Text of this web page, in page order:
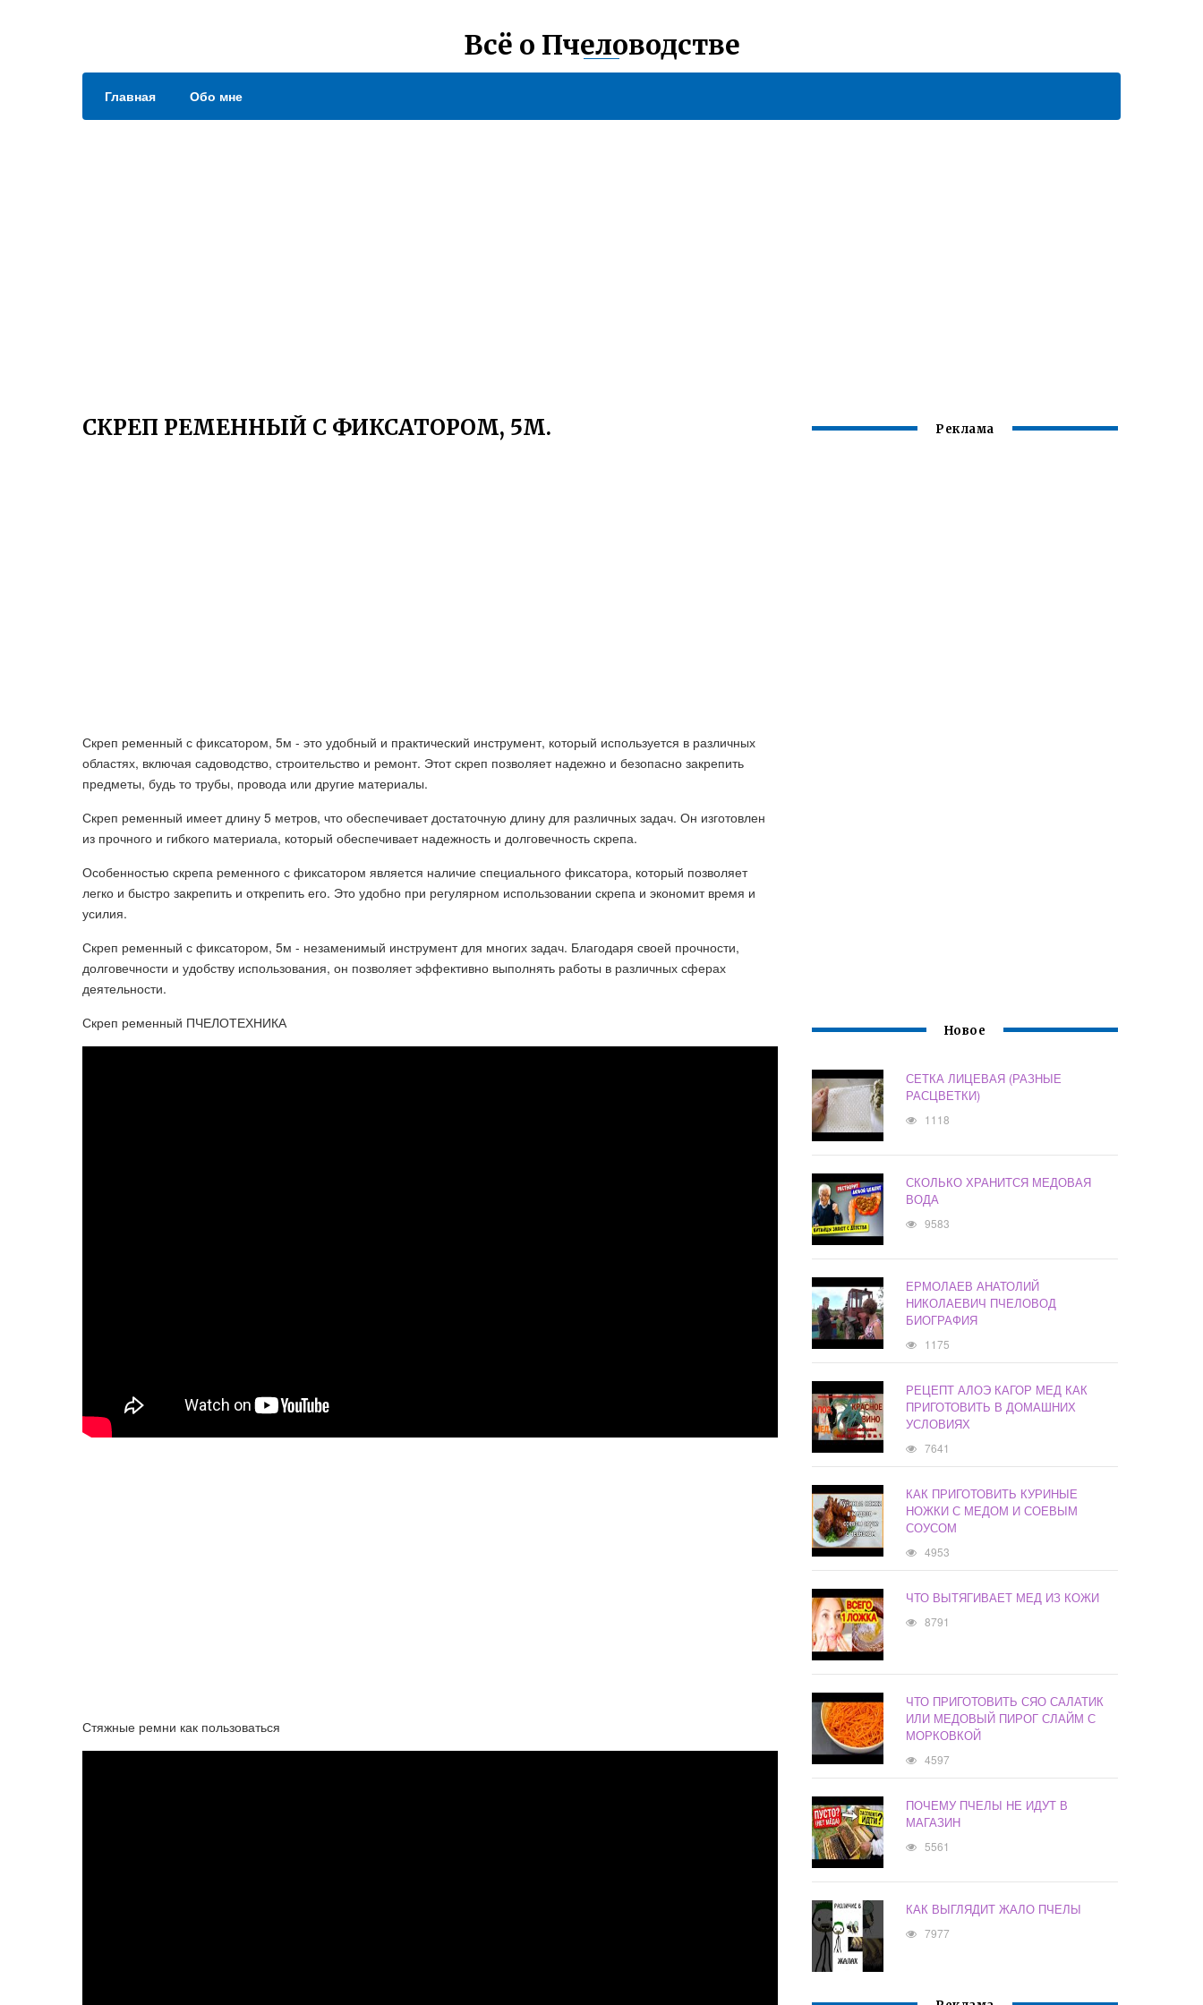
Всё о Пчеловодстве
Главная Обо мне
СКРЕП РЕМЕННЫЙ С ФИКСАТОРОМ, 5М.
Скреп ременный с фиксатором, 5м - это удобный и практический инструмент, который используется в различных
областях, включая садоводство, строительство и ремонт. Этот скреп позволяет надежно и безопасно закрепить
предметы, будь то трубы, провода или другие материалы.
Скреп ременный имеет длину 5 метров, что обеспечивает достаточную длину для различных задач. Он изготовлен
из прочного и гибкого материала, который обеспечивает надежность и долговечность скрепа.
Особенностью скрепа ременного с фиксатором является наличие специального фиксатора, который позволяет
легко и быстро закрепить и открепить его. Это удобно при регулярном использовании скрепа и экономит время и
усилия.
Скреп ременный с фиксатором, 5м - незаменимый инструмент для многих задач. Благодаря своей прочности,
долговечности и удобству использования, он позволяет эффективно выполнять работы в различных сферах
деятельности.
Скреп ременный ПЧЕЛОТЕХНИКА
Стяжные ремни как пользоваться
Реклама
Новое
СЕТКА ЛИЦЕВАЯ (РАЗНЫЕ
РАСЦВЕТКИ)
1118
СКОЛЬКО ХРАНИТСЯ МЕДОВАЯ
ВОДА
9583
ЕРМОЛАЕВ АНАТОЛИЙ
НИКОЛАЕВИЧ ПЧЕЛОВОД
БИОГРАФИЯ
1175
РЕЦЕПТ АЛОЭ КАГОР МЕД КАК
ПРИГОТОВИТЬ В ДОМАШНИХ
УСЛОВИЯХ
7641
КАК ПРИГОТОВИТЬ КУРИНЫЕ
НОЖКИ С МЕДОМ И СОЕВЫМ
СОУСОМ
4953
ЧТО ВЫТЯГИВАЕТ МЕД ИЗ КОЖИ
8791
ЧТО ПРИГОТОВИТЬ СЯО САЛАТИК
ИЛИ МЕДОВЫЙ ПИРОГ СЛАЙМ С
МОРКОВКОЙ
4597
ПОЧЕМУ ПЧЕЛЫ НЕ ИДУТ В
МАГАЗИН
5561
КАК ВЫГЛЯДИТ ЖАЛО ПЧЕЛЫ
7977